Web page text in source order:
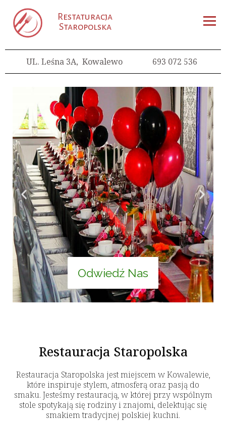
Restaturacja
Staropolska
UL. Leśna 3A, Kowalewo 693 072 536
Odwiedź Nas
Restauracja Staropolska
Restauracja Staropolska jest miejscem w Kowalewie,
które inspiruje stylem, atmosferą oraz pasją do
smaku. Jesteśmy restauracją, w której przy wspólnym
stole spotykają się rodziny i znajomi, delektując się
smakiem tradycjnej polskiej kuchni.